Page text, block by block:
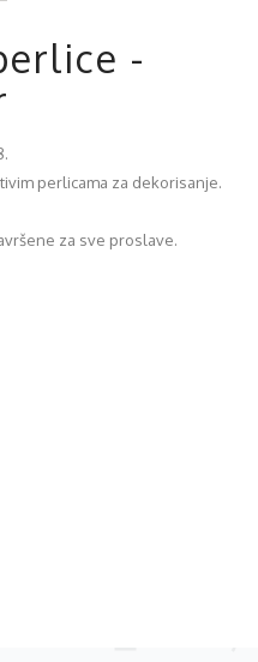
-
perlicama za dekorisanje.
za sve proslave.